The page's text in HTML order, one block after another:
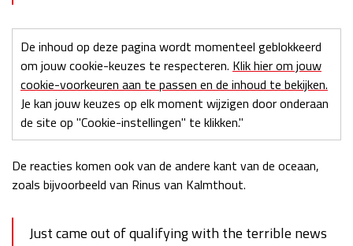
De inhoud op deze pagina wordt momenteel geblokkeerd
om jouw cookie-keuzes te respecteren. Klik hier om jouw
cookie-voorkeuren aan te passen en de inhoud te bekijken.
Je kan jouw keuzes op elk moment wijzigen door onderaan
de site op "Cookie-instellingen" te klikken."
De reacties komen ook van de andere kant van de oceaan,
zoals bijvoorbeeld van Rinus van Kalmthout.
Just came out of qualifying with the terrible news